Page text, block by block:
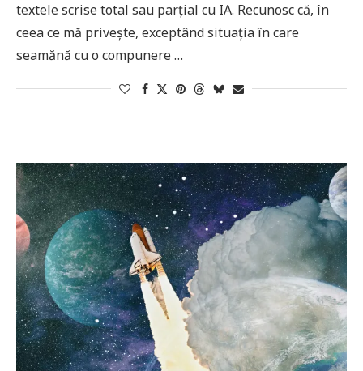
textele scrise total sau parțial cu IA. Recunosc că, în
ceea ce mă privește, exceptând situația în care
seamănă cu o compunere …